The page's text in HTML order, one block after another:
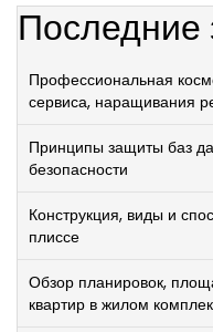
Последние
Профессиональная
сервиса, наращивания
Принципы защиты баз
безопасности
Конструкция, виды и
плиссе
Обзор планировок,
квартир в жилом